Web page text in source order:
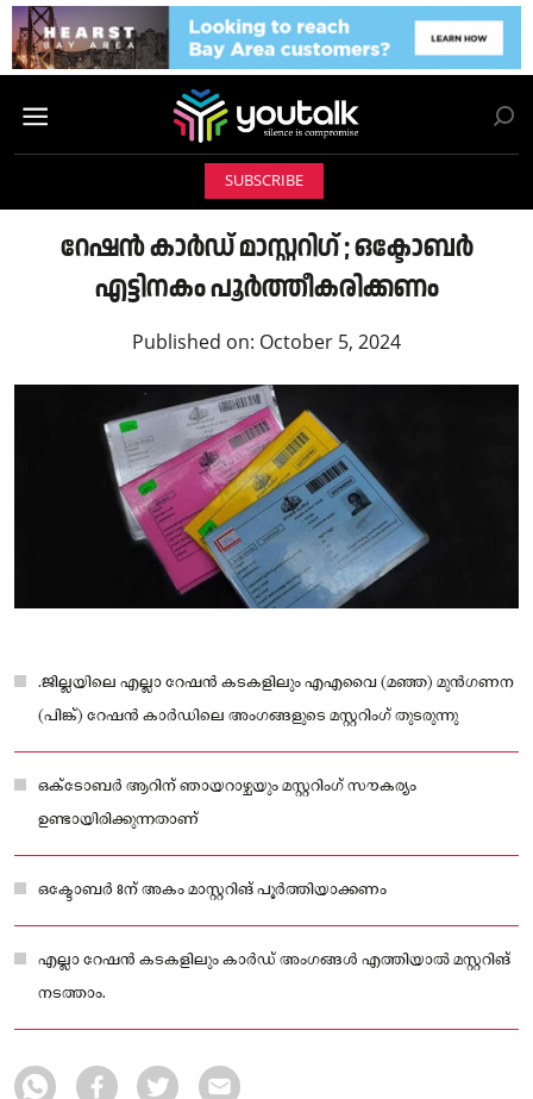
SUBSCRIBE
റേഷൻ കാർഡ് മാസ്റ്ററിഗ് ; ഒക്ടോബർ
എട്ടിനകം പൂർത്തീകരിക്കണം
Published on: October 5, 2024
.ജില്ലയിലെ എല്ലാ റേഷൻ കടകളിലും എഎവൈ (മഞ്ഞ) മുൻഗണന
(പിങ്ക്) റേഷൻ കാര്‍ഡിലെ അംഗങ്ങളുടെ മസ്റ്ററിംഗ് തുടരുന്നു
ഒക്‌ടോബര്‍ ആറിന് ഞായറാഴ്ചയും മസ്റ്ററിംഗ്‌ സൗകര്യം
ഉണ്ടായിരിക്കുന്നതാണ്
ഒക്ടോബർ 8ന് അകം മാസ്റ്ററിങ് പൂർത്തിയാക്കണം
എല്ലാ റേഷൻ കടകളിലും കാർഡ് അംഗങ്ങള്‍ എത്തിയാല്‍ മസ്റ്ററിങ്
നടത്താം.